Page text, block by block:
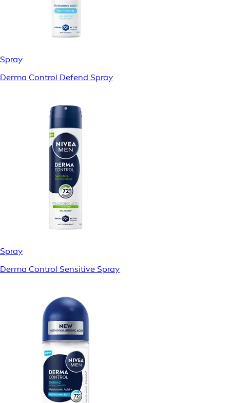
Spray
Derma Control Defend Spray
Spray
Derma Control Sensitive Spray